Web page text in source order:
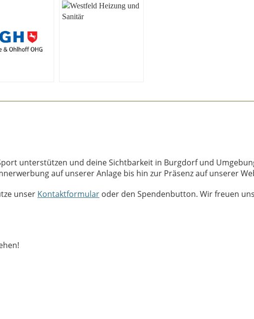
unterstützen und deine Sichtbarkeit in Burgdorf und
auf unserer Anlage bis hin zur Präsenz auf unserer
unser Kontaktformular oder den Spendenbutton. Wir freuen